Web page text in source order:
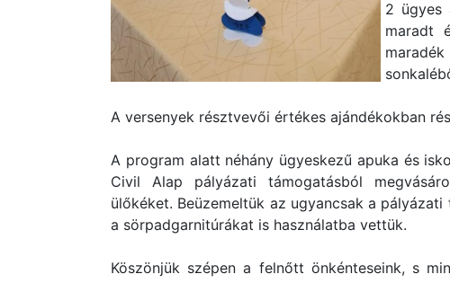
2 ügyes
maradt
A versenyek résztvevői értékes ajándékokban
A program alatt néhány ügyeskezű apuka és
Civil Alap pályázati támogatásból
ülőkéket. Beüzemeltük az ugyancsak a
a sörpadgarnitúrákat is használatba vettük.
Köszönjük szépen a felnőtt önkénteseink, s